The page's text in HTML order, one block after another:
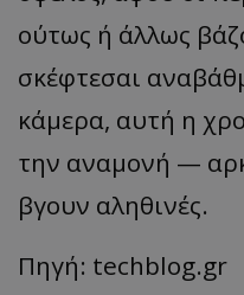
ούτως ή άλλως
σκέφτεσαι
κάμερα, αυτή η
την αναμονή —
βγουν αληθινές.
Πηγή: techblog.gr